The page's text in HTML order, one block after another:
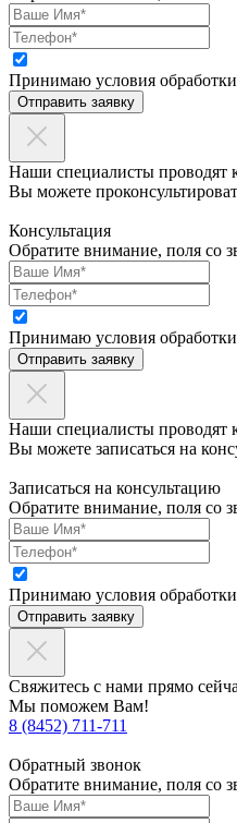
Принимаю условия обработки
Отправить заявку
Наши специалисты проводят
Вы можете
Консультация
Обратите внимание, поля со
Принимаю условия обработки
Отправить заявку
Наши специалисты проводят
Вы можете записаться на
Записаться на консультацию
Обратите внимание, поля со
Принимаю условия обработки
Отправить заявку
Свяжитесь с нами прямо
Мы поможем Вам!
8 (8452) 711-711
Обратный звонок
Обратите внимание, поля со